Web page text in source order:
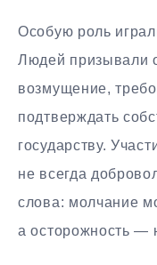
Особую роль
Людей призывали
возмущение,
подтверждать
государству.
не всегда
слова: молчание
а осторожность —